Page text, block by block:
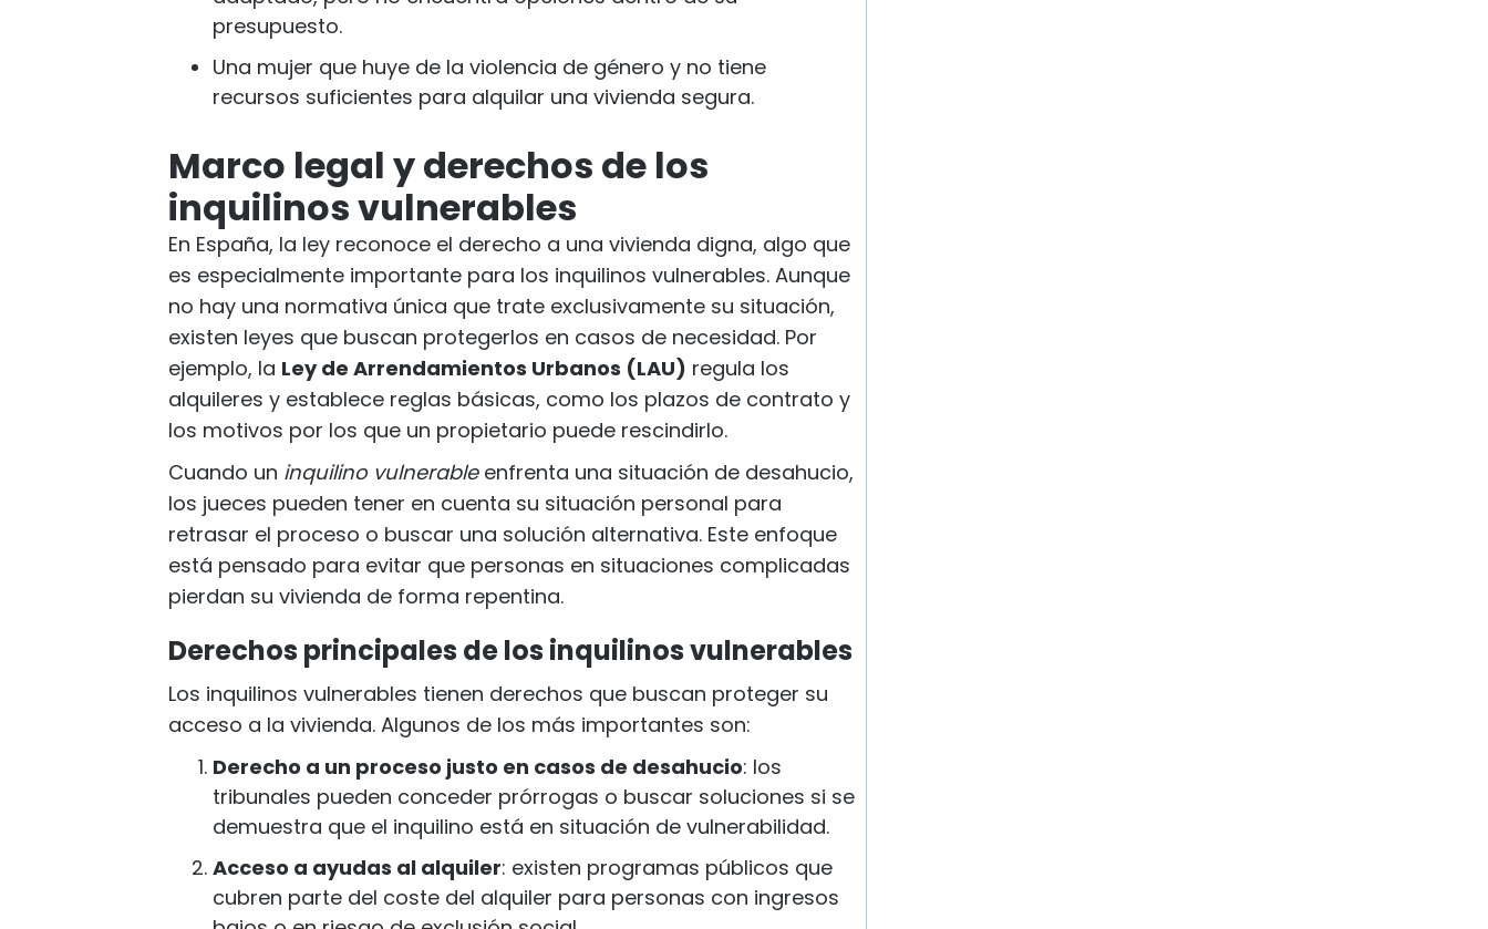
presupuesto.
Una mujer que huye de la violencia de género y no tiene
recursos suficientes para alquilar una vivienda segura.
Marco legal y derechos de los
inquilinos vulnerables
En España, la ley reconoce el derecho a una vivienda digna, algo que
es especialmente importante para los inquilinos vulnerables. Aunque
no hay una normativa única que trate exclusivamente su situación,
existen leyes que buscan protegerlos en casos de necesidad. Por
ejemplo, la Ley de Arrendamientos Urbanos (LAU) regula los
alquileres y establece reglas básicas, como los plazos de contrato y
los motivos por los que un propietario puede rescindirlo.
Cuando un inquilino vulnerableenfrenta una situación de desahucio,
los jueces pueden tener en cuenta su situación personal para
retrasar el proceso o buscar una solución alternativa. Este enfoque
está pensado para evitar que personas en situaciones complicadas
pierdan su vivienda de forma repentina.
Derechos principales de los inquilinos vulnerables
Los inquilinos vulnerables tienen derechos que buscan proteger su
acceso a la vivienda. Algunos de los más importantes son:
Derecho a un proceso justo en casos de desahucio: los
tribunales pueden conceder prórrogas o buscar soluciones si se
demuestra que el inquilino está en situación de vulnerabilidad.
Acceso a ayudas al alquiler: existen programas públicos que
cubren parte del coste del alquiler para personas con ingresos